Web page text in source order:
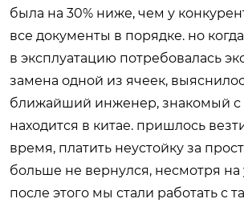
была на 30% ниже, чем у
все документы в порядке. но
в эксплуатацию потребовалась
замена одной из ячеек,
ближайший инженер, знакомый с
находится в китае. пришлось
время, платить неустойку за
больше не вернулся, несмотря на
после этого мы стали работать с